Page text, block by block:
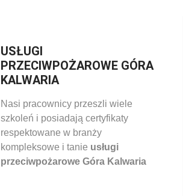
USŁUGI
PRZECIWPOŻAROWE GÓRA
KALWARIA
Nasi pracownicy przeszli wiele
szkoleń i posiadają certyfikaty
respektowane w branży
kompleksowe i tanie usługi
przeciwpożarowe Góra Kalwaria